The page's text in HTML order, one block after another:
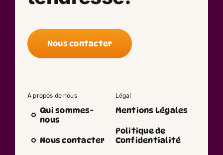
Nous contacter
À propos de nous
Qui sommes-
nous
Nous contacter
Légal
Mentions Légales
Politique de
Confidentialité